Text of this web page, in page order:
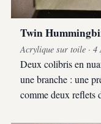
Twin
Acrylique sur toile ·
Deux colibris en
une branche : une
comme deux reflets